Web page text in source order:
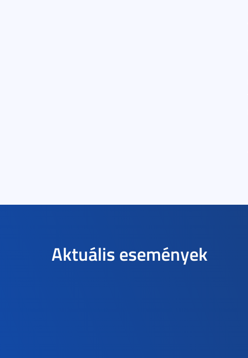
Aktuális események